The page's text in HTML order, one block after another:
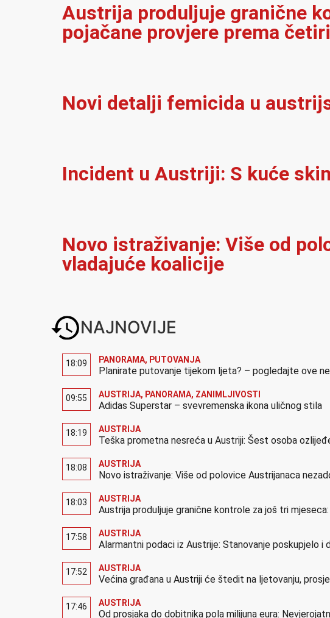
Austrija produljuje granične
pojačane provjere prema
Novi detalji femicida u
Incident u Austriji: S kuće
Novo istraživanje: Više od
vladajuće koalicije
NAJNOVIJE
18:09 PANORAMA, PUTOVANJA
Planirate putovanje tijekom ljeta? – pogledajte ove
09:55 AUSTRIJA, PANORAMA, ZANIMLJIVOSTI
Adidas Superstar – svevremenska ikona uličnog stila
18:19 AUSTRIJA
Teška prometna nesreća u Austriji: Šest osoba
18:08 AUSTRIJA
Novo istraživanje: Više od polovice Austrijanaca
18:03 AUSTRIJA
Austrija produljuje granične kontrole za još tri
17:58 AUSTRIJA
Alarmantni podaci iz Austrije: Stanovanje poskupjelo
17:52 AUSTRIJA
Većina građana u Austriji će štedit na ljetovanju,
17:46 AUSTRIJA
Od prosjaka do dobitnika pola milijuna eura: